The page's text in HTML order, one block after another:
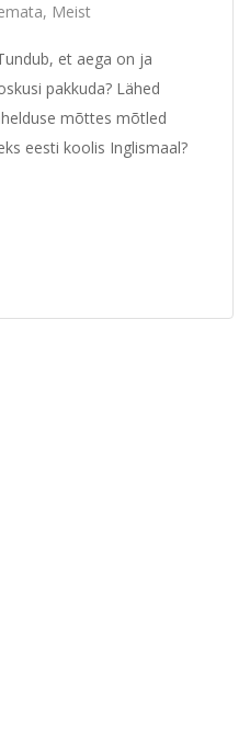
, Meist
et aega on ja
pakkuda? Lähed
mõttes mõtled
eesti koolis Inglismaal?